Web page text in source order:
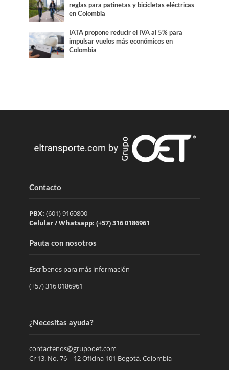
reglas para patinetas y bicicletas eléctricas
en Colombia
IATA propone reducir el IVA al 5% para
impulsar vuelos más económicos en
Colombia
Contacto
PBX: (601) 9160800
Celular / Whatsapp: (+57) 316 0186961
Pauta con nosotros
Escríbenos para más información
(+57) 316 0186961
¿Necesitas ayuda?
contactenos@grupooet.com
Cr 13. No. 76 – 12 Oficina 101 Bogotá, Colombia